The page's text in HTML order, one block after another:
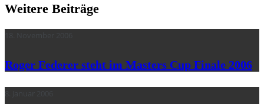
Weitere Beiträge
Roger Federer steht im Masters Cup Finale 2006